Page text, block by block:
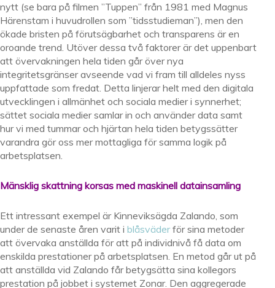
nytt (se bara på filmen ”Tuppen” från 1981 med Magnus
Härenstam i huvudrollen som ”tidsstudieman”), men den
ökade bristen på förutsägbarhet och transparens är en
oroande trend. Utöver dessa två faktorer är det uppenbart
att övervakningen hela tiden går över nya
integritetsgränser avseende vad vi fram till alldeles nyss
uppfattade som fredat. Detta linjerar helt med den digitala
utvecklingen i allmänhet och sociala medier i synnerhet;
sättet sociala medier samlar in och använder data samt
hur vi med tummar och hjärtan hela tiden betygssätter
varandra gör oss mer mottagliga för samma logik på
arbetsplatsen.
Mänsklig skattning korsas med maskinell datainsamling
Ett intressant exempel är Kinneviksägda Zalando, som
under de senaste åren varit i blåsväderför sina metoder
att övervaka anställda för att på individnivå få data om
enskilda prestationer på arbetsplatsen. En metod går ut på
att anställda vid Zalando får betygsätta sina kollegors
prestation på jobbet i systemet Zonar. Den aggregerade